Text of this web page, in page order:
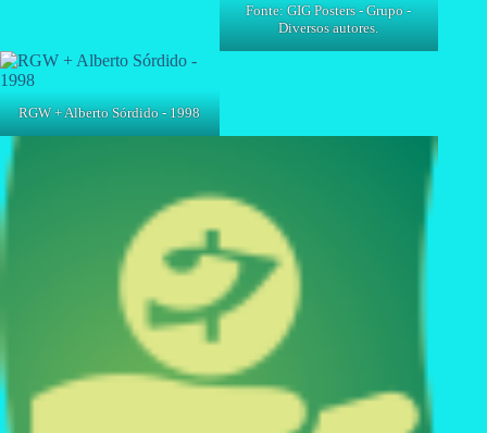
Fonte: GIG Posters - Grupo -
Diversos autores.
RGW + Alberto Sórdido - 1998